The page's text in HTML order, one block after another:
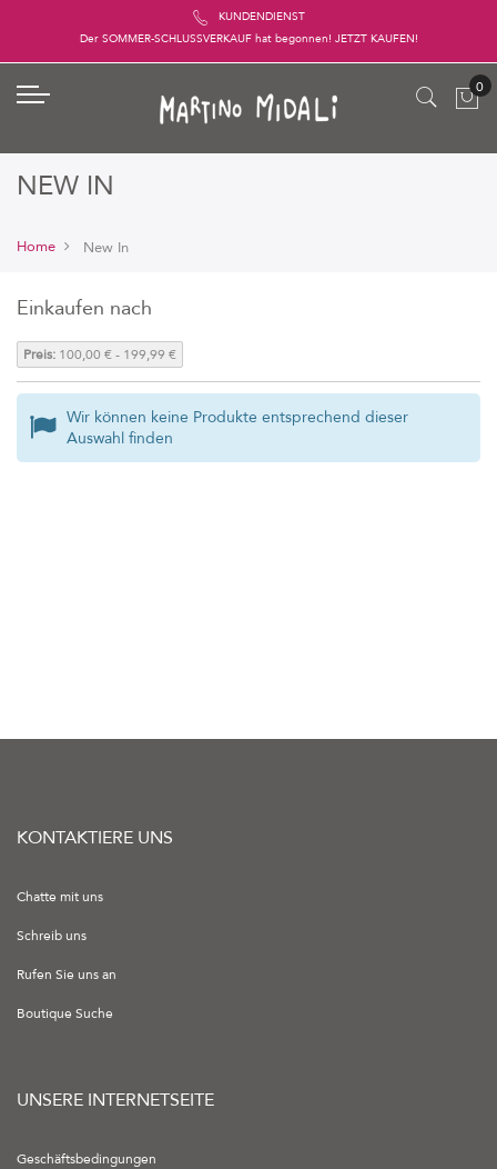
KUNDENDIENST
Der SOMMER-SCHLUSSVERKAUF hat begonnen! JETZT KAUFEN!
NEW IN
Home New In
Einkaufen nach
Preis: 100,00 € - 199,99 €
Wir können keine Produkte entsprechend dieser
Auswahl finden
KONTAKTIERE UNS
Chatte mit uns
Schreib uns
Rufen Sie uns an
Boutique Suche
UNSERE INTERNETSEITE
Geschäftsbedingungen